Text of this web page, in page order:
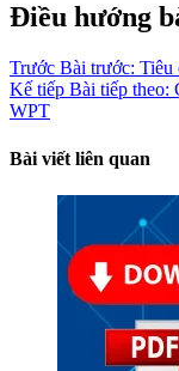
Điều hướng
Trước Bài trước: Tiêu
Kế tiếp Bài tiếp theo:
WPT
Bài viết liên quan